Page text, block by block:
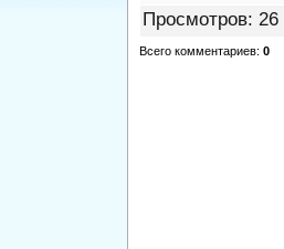
Просмотров: 26 |
Всего комментариев: 0